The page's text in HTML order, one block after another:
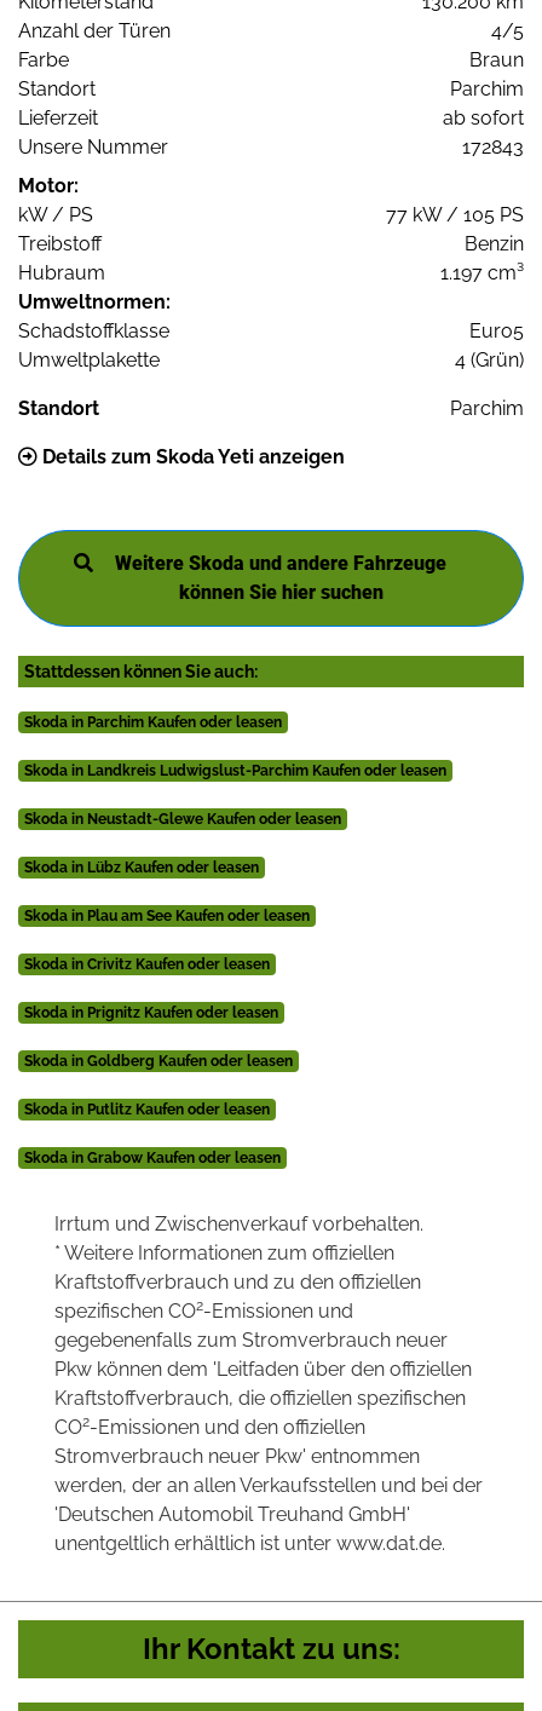
Anzahl der Türen
4/5
Farbe
Braun
Standort
Parchim
Lieferzeit
ab sofort
Unsere Nummer
172843
Motor:
kW / PS
77 kW / 105 PS
Treibstoff
Benzin
Hubraum
1.197 cm³
Umweltnormen:
Schadstoffklasse
Euro5
Umweltplakette
4 (Grün)
Standort Parchim
Details zum Skoda Yeti anzeigen
Weitere Skoda und andere Fahrzeuge
können Sie hier suchen
Stattdessen können Sie auch:
Skoda in Parchim Kaufen oder leasen
Skoda in Landkreis Ludwigslust-Parchim Kaufen oder leasen
Skoda in Neustadt-Glewe Kaufen oder leasen
Skoda in Lübz Kaufen oder leasen
Skoda in Plau am See Kaufen oder leasen
Skoda in Crivitz Kaufen oder leasen
Skoda in Prignitz Kaufen oder leasen
Skoda in Goldberg Kaufen oder leasen
Skoda in Putlitz Kaufen oder leasen
Skoda in Grabow Kaufen oder leasen
Irrtum und Zwischenverkauf vorbehalten.
* Weitere Informationen zum offiziellen
Kraftstoffverbrauch und zu den offiziellen
spezifischen CO2-Emissionen und
gegebenenfalls zum Stromverbrauch neuer
Pkw können dem 'Leitfaden über den offiziellen
Kraftstoffverbrauch, die offiziellen spezifischen
CO2-Emissionen und den offiziellen
Stromverbrauch neuer Pkw' entnommen
werden, der an allen Verkaufsstellen und bei der
'Deutschen Automobil Treuhand GmbH'
unentgeltlich erhältlich ist unter www.dat.de.
Ihr Kontakt zu uns: